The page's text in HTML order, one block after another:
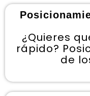
¿Quieres
rápido?
de